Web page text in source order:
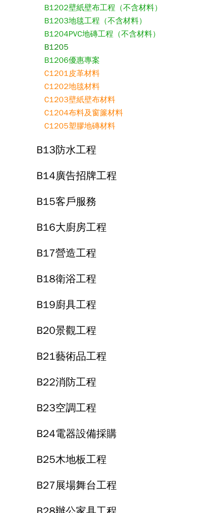
B1202壁紙壁布工程（不含材料）
B1203地毯工程（不含材料）
B1204PVC地磚工程（不含材料）
B1205
B1206優惠專案
C1201皮革材料
C1202地毯材料
C1203壁紙壁布材料
C1204布料及窗簾材料
C1205塑膠地磚材料
B13防水工程
B14廣告招牌工程
B15客戶服務
B16大廚房工程
B17營造工程
B18衛浴工程
B19廚具工程
B20景觀工程
B21藝術品工程
B22消防工程
B23空調工程
B24電器設備採購
B25木地板工程
B27展場舞台工程